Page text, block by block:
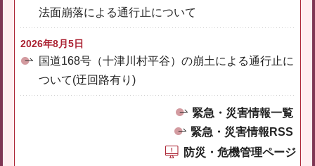
法面崩落による通行止について
2026年8月5日
国道168号（十津川村平谷）の崩土による通行止に
ついて(迂回路有り)
緊急・災害情報一覧
緊急・災害情報RSS
防災・危機管理ページ